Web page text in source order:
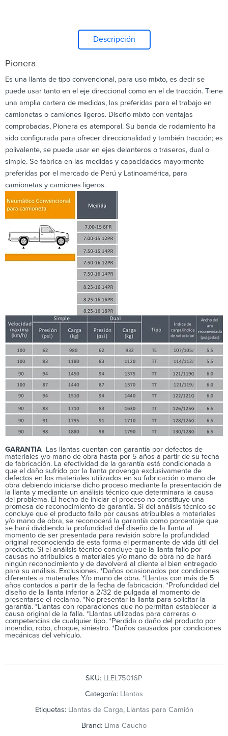
Descripción
Pionera
Es una llanta de tipo convencional, para uso mixto, es decir se
puede usar tanto en el eje direccional como en el de tracción. Tiene
una amplia cartera de medidas, las preferidas para el trabajo en
camionetas o camiones ligeros. Diseño mixto con ventajas
comprobadas, Pionera es atemporal. Su banda de rodamiento ha
sido configurada para ofrecer direccionalidad y también tracción; es
polivalente, se puede usar en ejes delanteros o traseros, dual o
simple. Se fabrica en las medidas y capacidades mayormente
preferidas por el mercado de Perú y Latinoamérica, para
camionetas y camiones ligeros.
GARANTIA Las llantas cuentan con garantía por defectos de
materiales y/o mano de obra hasta por 5 años a partir de su fecha
de fabricación. La efectividad de la garantía está condicionada a
que el daño sufrido por la llanta provenga exclusivamente de
defectos en los materiales utilizados en su fabricación o mano de
obra debiendo iniciarse dicho proceso mediante la presentación de
la llanta y mediante un análisis técnico que determinara la causa
del problema. El hecho de iniciar el proceso no constituye una
promesa de reconocimiento de garantía. Si del análisis técnico se
concluye que el producto fallo por causas atribuibles a materiales
y/o mano de obra, se reconocerá la garantía como porcentaje que
se hará dividiendo la profundidad del diseño de la llanta al
momento de ser presentada para revisión sobre la profundidad
original reconociendo de esta forma el permanente de vida útil del
producto. Si el análisis técnico concluye que la llanta fallo por
causas no atribuibles a materiales y/o mano de obra no de hará
ningún reconocimiento y de devolverá al cliente el bien entregado
para su análisis. Exclusiones. *Daños ocasionados por condiciones
diferentes a materiales Y/o mano de obra. *Llantas con más de 5
años contados a partir de la fecha de fabricación. *Profundidad del
diseño de la llanta inferior a 2/32 de pulgada al momento de
presentarse el reclamo. *No presentar la llanta para solicitar la
garantía. *Llantas con reparaciones que no permitan establecer la
causa original de la falla. *Llantas utilizadas para carreras o
competencias de cualquier tipo. *Perdida o daño del producto por
incendio, robo, choque, siniestro. *Daños causados por condiciones
mecánicas del vehículo.
SKU: LLEL75016P
Categoría: Llantas
Etiquetas: Llantas de Carga, Llantas para Camión
Brand: Lima Caucho